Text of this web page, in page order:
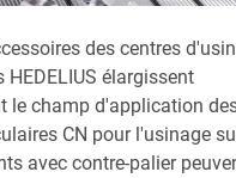
des centres
élargissent
le champ d'application
CN pour l'usinage
avec contre-palier